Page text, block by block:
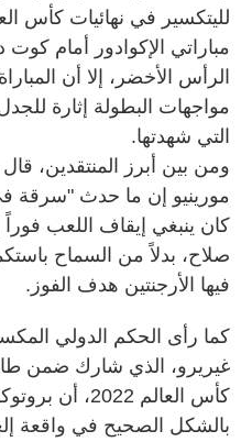
مباراتي الإكوادور أمام كوت
الرأس الأخضر، إلا أن
مواجهات البطولة إثارة
التي شهدتها.
ومن بين أبرز المنتقدين،
مورينيو إن ما حدث "سرقة
كان ينبغي إيقاف اللعب
صلاح، بدلاً من السماح
فيها الأرجنتين هدف الفوز.
كما رأى الحكم الدولي
غيريرو، الذي شارك ضمن
كأس العالم
بالشكل الصحيح في واقعة